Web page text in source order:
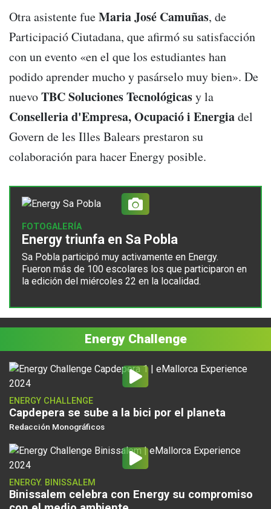
Otra asistente fueMaria José Camuñas, de
Participació Ciutadana, que afirmó su satisfacción
con un evento «en el que los estudiantes han
podido aprender mucho y pasárselo muy bien». De
nuevoTBC Soluciones Tecnológicasy la
Conselleria d'Empresa, Ocupació i Energiadel
Govern de les Illes Balears prestaron su
colaboración para hacer Energy posible.
FOTOGALERÍA
Energy triunfa en Sa Pobla
Sa Pobla participó muy activamente en Energy.
Fueron más de 100 escolares los que participaron en
la edición del miércoles 22 en la localidad.
Energy Challenge
ENERGY CHALLENGE
Capdepera se sube a la bici por el planeta
Redacción Monográficos
ENERGY. BINISSALEM
Binissalem celebra con Energy su compromiso